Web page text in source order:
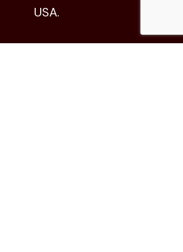
USA.